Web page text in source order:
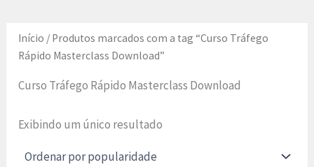
Início / Produtos marcados com a tag “Curso Tráfego
Rápido Masterclass Download”
Curso Tráfego Rápido Masterclass Download
Exibindo um único resultado